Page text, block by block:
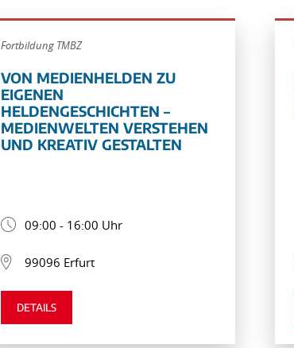
Fortbildung TMBZ
VON MEDIENHELDEN ZU
EIGENEN
HELDENGESCHICHTEN –
MEDIENWELTEN VERSTEHEN
UND KREATIV GESTALTEN
09:00 - 16:00 Uhr
99096 Erfurt
DETAILS